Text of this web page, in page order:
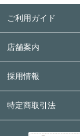
ご利用ガイド
店舗案内
採用情報
特定商取引法